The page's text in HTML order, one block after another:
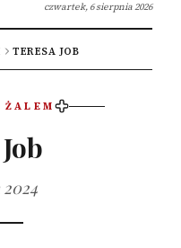
czwartek, 6 sierpnia 2026
TERESA JOB
ŻALEM